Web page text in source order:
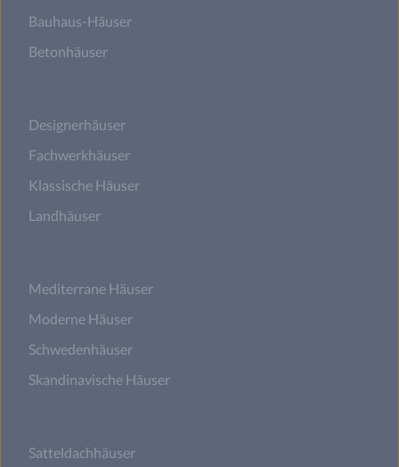
Bauhaus-Häuser
Betonhäuser
Designerhäuser
Fachwerkhäuser
Klassische Häuser
Landhäuser
Mediterrane Häuser
Moderne Häuser
Schwedenhäuser
Skandinavische Häuser
Satteldachhäuser